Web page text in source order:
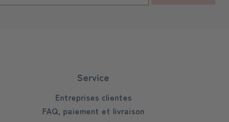
Service
Entreprises clientes
FAQ, paiement et livraison